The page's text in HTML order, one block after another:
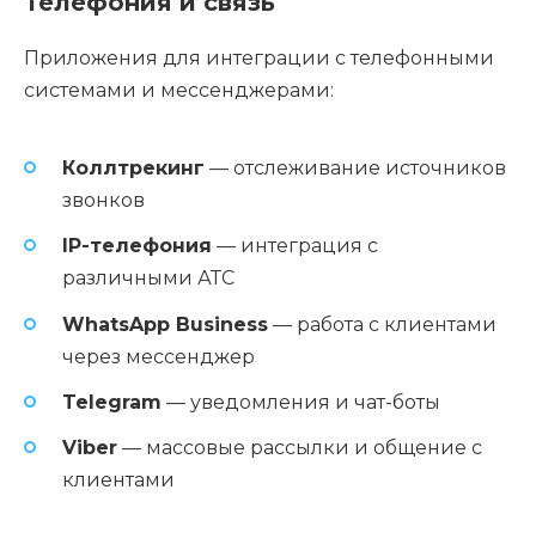
Приложения для интеграции с телефонными
системами и мессенджерами:
Коллтрекинг — отслеживание источников
звонков
IP-телефония — интеграция с
различными АТС
WhatsApp Business — работа с клиентами
через мессенджер
Telegram — уведомления и чат-боты
Viber — массовые рассылки и общение с
клиентами